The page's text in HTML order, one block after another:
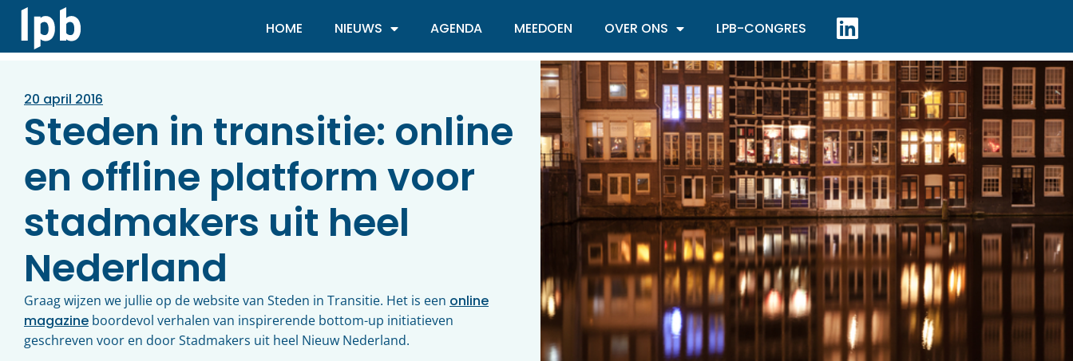
HOME NIEUWS AGENDA MEEDOEN OVER ONS LPB-CONGRES
20 april 2016
Steden in transitie: online
en offline platform voor
stadmakers uit heel
Nederland
Graag wijzen we jullie op de website van Steden in Transitie. Het is een online
magazine boordevol verhalen van inspirerende bottom-up initiatieven
geschreven voor en door Stadmakers uit heel Nieuw Nederland.